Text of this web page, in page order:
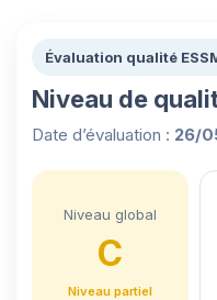
Évaluation qualité
Niveau de
Date d’évaluation : 26/
Niveau global
C
Niveau partiel